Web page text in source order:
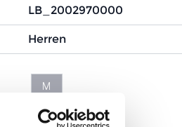
LB_2002970000
Herren
M